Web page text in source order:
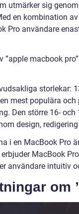
utmärker sig
en kombination
Pro användare
”apple macbook
storlekar:
mest populära
Den större 16-
design,
i en MacBook Pro
MacBook
användare intuitiv
om